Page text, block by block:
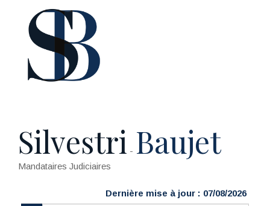
Silvestri - Baujet
Mandataires Judiciaires
Dernière mise à jour : 07/08/2026